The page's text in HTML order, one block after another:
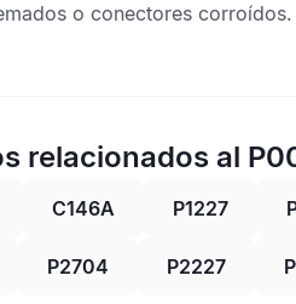
o conectores
relacionados al
C146A P1227
P2704 P2227